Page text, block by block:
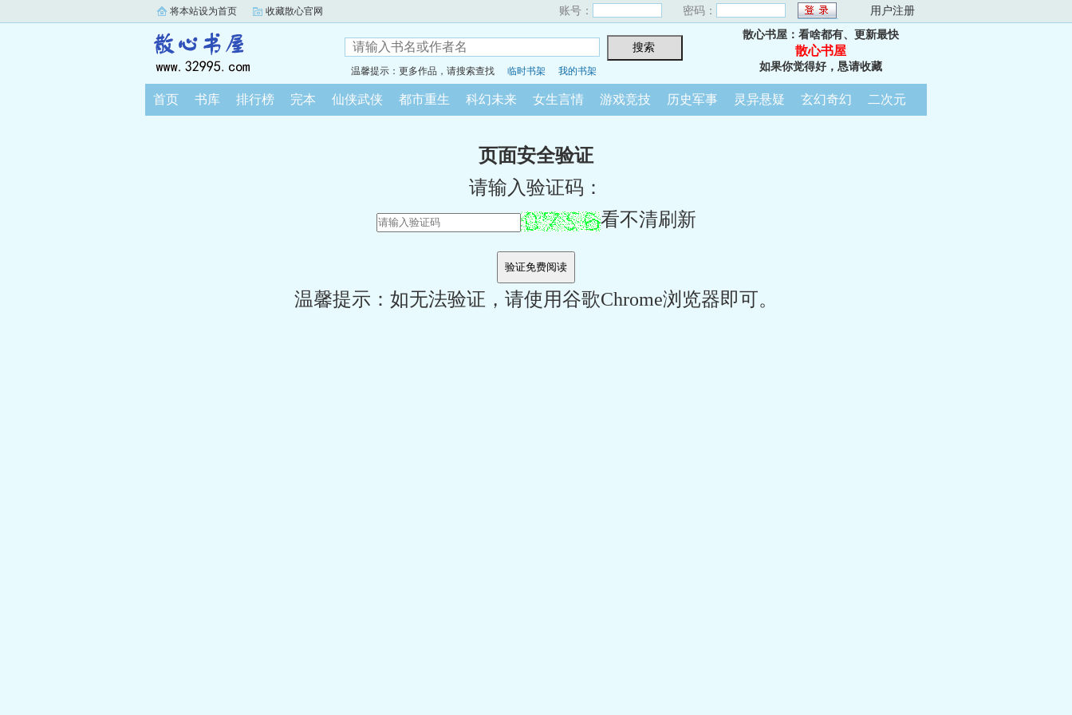
将本站设为首页 收藏散心官网 账号： 密码： 用户注册
温馨提示：更多作品，请搜索查找 临时书架 我的书架
散心书屋：看啥都有、更新最快
散心书屋
如果你觉得好，恳请收藏
首页 书库 排行榜 完本 仙侠武侠 都市重生 科幻未来 女生言情 游戏竞技 历史军事 灵异悬疑 玄幻奇幻 二次元
页面安全验证
请输入验证码：
看不清刷新
温馨提示：如无法验证，请使用谷歌Chrome浏览器即可。